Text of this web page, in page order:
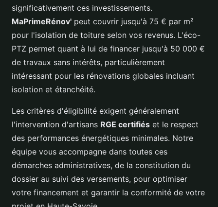
significativement ces investissements.
MaPrimeRénov' peut couvrir jusqu'à 75 € par m²
pour l'isolation de toiture selon vos revenus. L'éco-
PTZ permet quant à lui de financer jusqu'à 50 000 €
de travaux sans intérêts, particulièrement
intéressant pour les rénovations globales incluant
isolation et étanchéité.
Les critères d'éligibilité exigent généralement
l'intervention d'artisans RGE certifiés et le respect
des performances énergétiques minimales. Notre
équipe vous accompagne dans toutes ces
démarches administratives, de la constitution du
dossier au suivi des versements, pour optimiser
votre financement et garantir la conformité de votre